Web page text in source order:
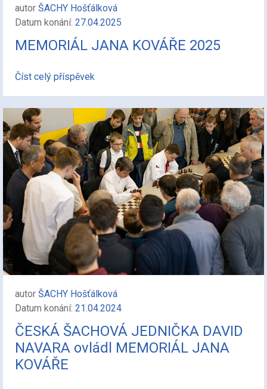
autor ŠACHY Hošťálková
Datum konání: 27.04.2025
MEMORIÁL JANA KOVÁŘE 2025
Číst celý příspěvek
autor ŠACHY Hošťálková
Datum konání: 21.04.2024
ČESKÁ ŠACHOVÁ JEDNIČKA DAVID
NAVARA ovládl MEMORIÁL JANA
KOVÁŘE